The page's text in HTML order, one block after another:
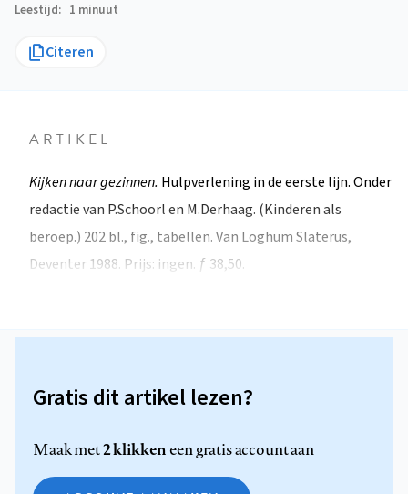
Leestijd
1 minuut
Citeren
ARTIKEL
Kijken naar gezinnen. Hulpverlening in de eerste lijn. Onder
redactie van P.Schoorl en M.Derhaag. (Kinderen als
beroep.) 202 bl., fig., tabellen. Van Loghum Slaterus,
Deventer 1988. Prijs: ingen. ƒ 38,50.
Gratis dit artikel lezen?
Maak met2 klikkeneen gratis account aan